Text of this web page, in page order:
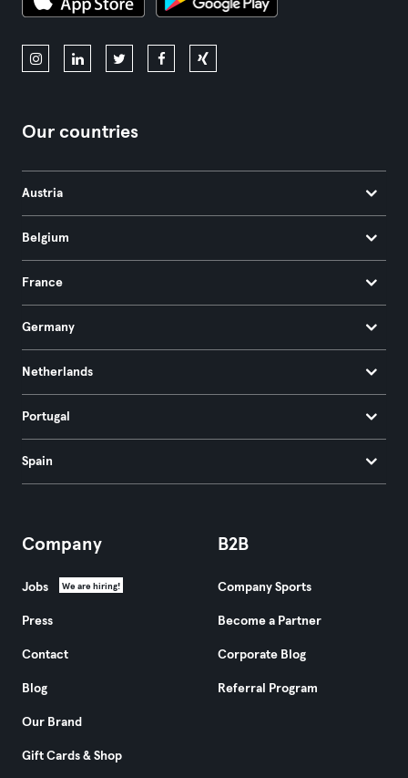
Our countries
Austria
Belgium
France
Germany
Netherlands
Portugal
Spain
Company
Jobs We are hiring!
Press
Contact
Blog
Our Brand
Gift Cards & Shop
B2B
Company Sports
Become a Partner
Corporate Blog
Referral Program